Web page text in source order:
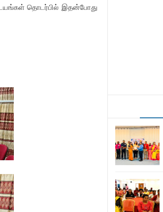
தொடர்பில் இதன்போது